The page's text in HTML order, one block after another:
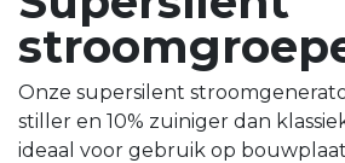
Onze supersilent
stiller en 10% zuiniger dan
ideaal voor gebruik op